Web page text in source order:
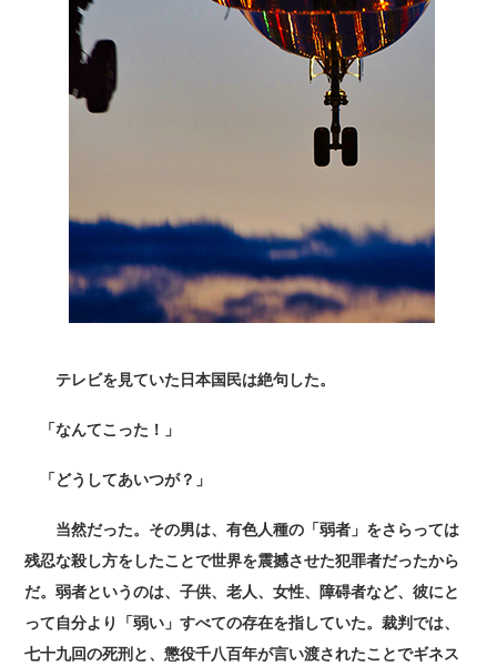
テレビを見ていた日本国民は絶句した。
「なんてこった！」
「どうしてあいつが？」
当然だった。その男は、有色人種の「弱者」をさらっては
残忍な殺し方をしたことで世界を震撼させた犯罪者だったから
だ。弱者というのは、子供、老人、女性、障碍者など、彼にと
って自分より「弱い」すべての存在を指していた。裁判では、
七十九回の死刑と、懲役千八百年が言い渡されたことでギネス